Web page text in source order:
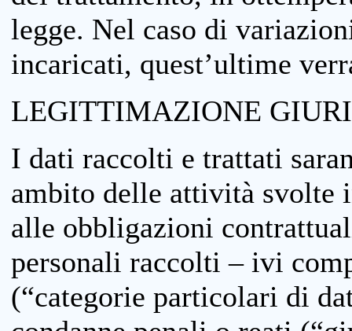
legge. Nel caso di
incaricati, quest’ultime
LEGITTIMAZIONE
I dati raccolti e trattati
ambito delle attività svolte
alle obbligazioni
personali raccolti – ivi
(“categorie particolari di